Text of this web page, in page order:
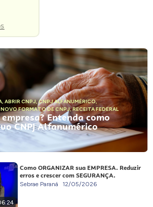
, ABRIR CNPJ,CNPJ ALFANUMÉRICO,
NOVO FORMATO DE CNPJ,RECEITA FEDERAL
Entenda como
CNPJ Alfanumérico
Como ORGANIZAR sua EMPRESA. Reduzir
erros e crescer com SEGURANÇA.
Sebrae Paraná 12/05/2026